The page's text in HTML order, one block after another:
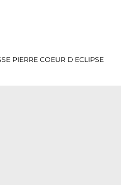
PIERRE COEUR D'ECLIPSE